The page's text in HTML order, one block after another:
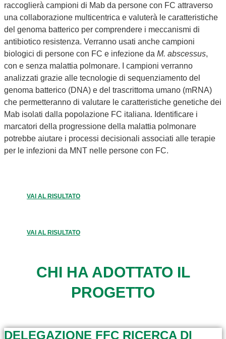
raccoglierà campioni di Mab da persone con FC attraverso
una collaborazione multicentrica e valuterà le caratteristiche
del genoma batterico per comprendere i meccanismi di
antibiotico resistenza. Verranno usati anche campioni
biologici di persone con FC e infezione da M. abscessus,
con e senza malattia polmonare. I campioni verranno
analizzati grazie alle tecnologie di sequenziamento del
genoma batterico (DNA) e del trascrittoma umano (mRNA)
che permetteranno di valutare le caratteristiche genetiche dei
Mab isolati dalla popolazione FC italiana. Identificare i
marcatori della progressione della malattia polmonare
potrebbe aiutare i processi decisionali associati alle terapie
per le infezioni da MNT nelle persone con FC.
VAI AL RISULTATO
VAI AL RISULTATO
CHI HA ADOTTATO IL
PROGETTO
DELEGAZIONE FFC RICERCA DI